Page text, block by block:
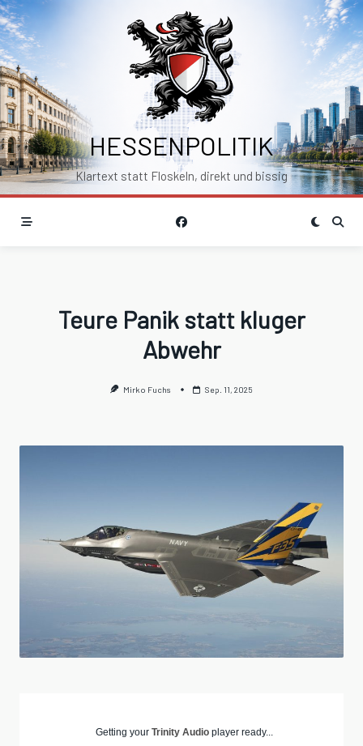
Skip
to
content
HESSENPOLITIK
Klartext statt Floskeln, direkt und bissig
Teure Panik statt kluger
Abwehr
Mirko Fuchs Sep. 11, 2025
Getting your Trinity Audio player ready...